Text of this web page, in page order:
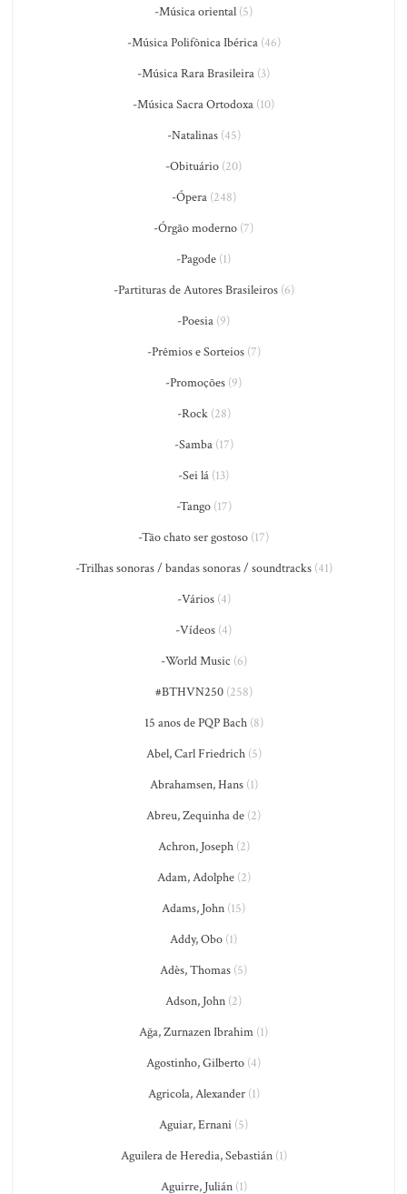
-Música oriental (5)
-Música Polifônica Ibérica(46)
-Música Rara Brasileira (3)
-Música Sacra Ortodoxa (10)
-Natalinas(45)
-Obituário (20)
-Ópera(248)
-Órgão moderno (7)
-Pagode (1)
-Partituras de Autores Brasileiros(6)
-Poesia (9)
-Prêmios e Sorteios(7)
-Promoções (9)
-Rock(28)
-Samba(17)
-Sei lá (13)
-Tango(17)
-Tão chato ser gostoso (17)
-Trilhas sonoras / bandas sonoras / soundtracks(41)
-Vários(4)
-Vídeos (4)
-World Music (6)
#BTHVN250(258)
15 anos de PQP Bach(8)
Abel, Carl Friedrich(5)
Abrahamsen, Hans(1)
Abreu, Zequinha de (2)
Achron, Joseph(2)
Adam, Adolphe(2)
Adams, John (15)
Addy, Obo (1)
Adès, Thomas (5)
Adson, John (2)
Ağa, Zurnazen Ibrahim (1)
Agostinho, Gilberto (4)
Agricola, Alexander(1)
Aguiar, Ernani (5)
Aguilera de Heredia, Sebastián(1)
Aguirre, Julián(1)